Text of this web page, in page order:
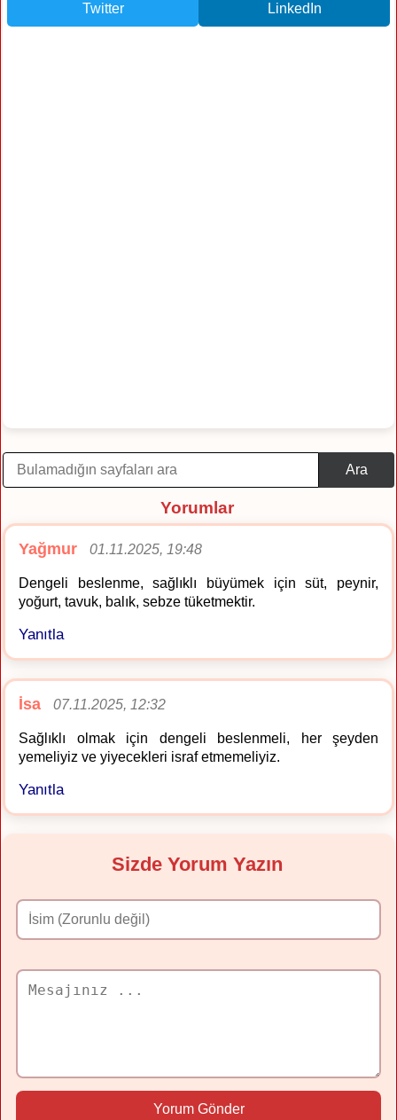
Twitter LinkedIn
Ara
Yorumlar
Yağmur 01.11.2025, 19:48
Dengeli beslenme, sağlıklı büyümek için süt, peynir,
yoğurt, tavuk, balık, sebze tüketmektir.
Yanıtla
İsa 07.11.2025, 12:32
Sağlıklı olmak için dengeli beslenmeli, her şeyden
yemeliyiz ve yiyecekleri israf etmemeliyiz.
Yanıtla
Sizde Yorum Yazın
Yorum Gönder